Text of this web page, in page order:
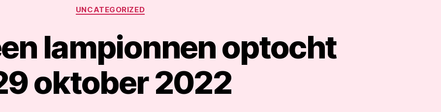
Categorieën
UNCATEGORIZED
lampionnen optocht
oktober 2022